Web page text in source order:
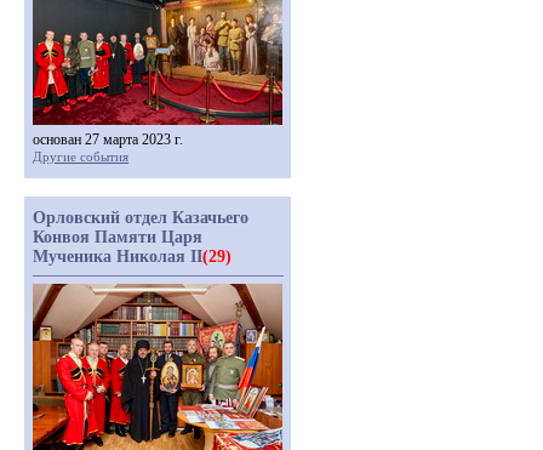
основан 27 марта 2023 г.
Другие события
Орловский отдел Казачьего
Конвоя Памяти Царя
Мученика Николая II(29)